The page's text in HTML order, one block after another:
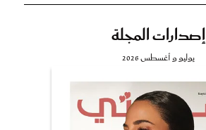
إصدارات المجلة
يوليو و أغسطس 2026